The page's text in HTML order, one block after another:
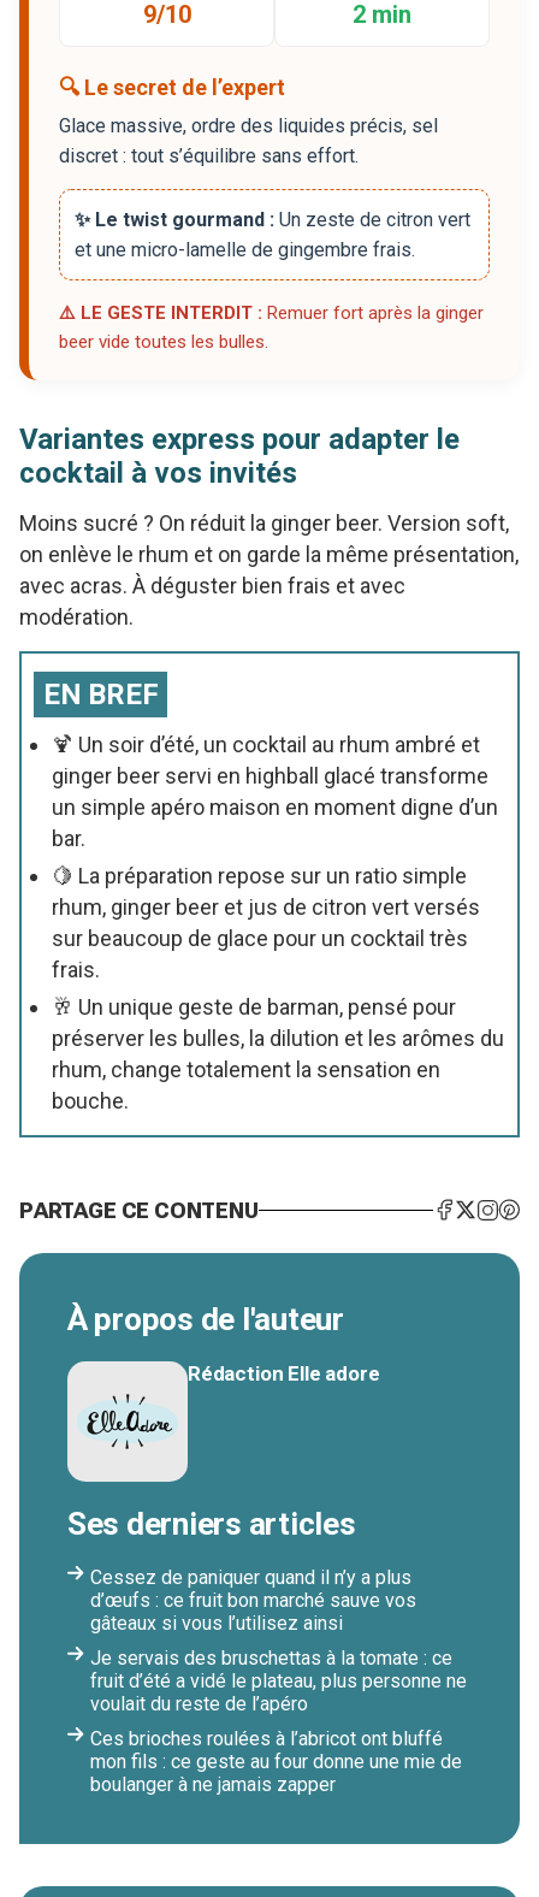
9/10 2 min
🔍 Le secret de l’expert
Glace massive, ordre des liquides précis, sel
discret : tout s’équilibre sans effort.
✨ Le twist gourmand : Un zeste de citron vert
et une micro-lamelle de gingembre frais.
⚠️ LE GESTE INTERDIT : Remuer fort après la ginger
beer vide toutes les bulles.
Variantes express pour adapter le
cocktail à vos invités
Moins sucré ? On réduit la ginger beer. Version soft,
on enlève le rhum et on garde la même présentation,
avec acras. À déguster bien frais et avec
modération.
EN BREF
🍹 Un soir d’été, un cocktail au rhum ambré et
ginger beer servi en highball glacé transforme
un simple apéro maison en moment digne d’un
bar.
🍋 La préparation repose sur un ratio simple
rhum, ginger beer et jus de citron vert versés
sur beaucoup de glace pour un cocktail très
frais.
🥂 Un unique geste de barman, pensé pour
préserver les bulles, la dilution et les arômes du
rhum, change totalement la sensation en
bouche.
PARTAGE CE CONTENU
À propos de l'auteur
Rédaction Elle adore
Ses derniers articles
Cessez de paniquer quand il n’y a plus
d’œufs : ce fruit bon marché sauve vos
gâteaux si vous l’utilisez ainsi
Je servais des bruschettas à la tomate : ce
fruit d’été a vidé le plateau, plus personne ne
voulait du reste de l’apéro
Ces brioches roulées à l’abricot ont bluffé
mon fils : ce geste au four donne une mie de
boulanger à ne jamais zapper